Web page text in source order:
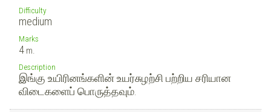
Difficulty
medium
Marks
4 m.
Description
இங்கு உயிரினங்களின் உயர்சுழற்சி பற்றிய சரியான
விடைகளைப் பொருத்தவும்.